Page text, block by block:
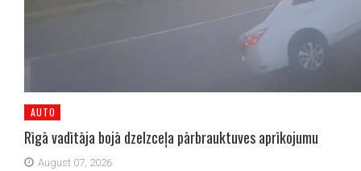
AUTO
Rīgā vadītāja bojā dzelzceļa pārbrauktuves aprīkojumu
August 07, 2026